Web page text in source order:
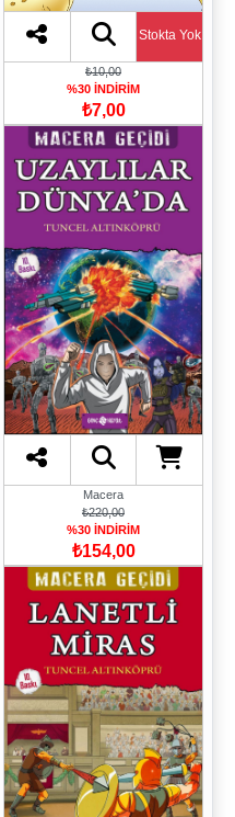
Stokta Yok
₺10,00
%30 İNDİRİM
₺7,00
Macera
₺220,00
%30 İNDİRİM
₺154,00